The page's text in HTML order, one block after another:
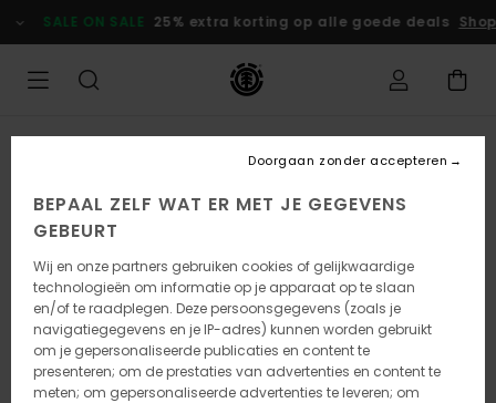
naar
Productinformatie
SALE ON SALE 25% extra korting op alle goede deals
BEPAAL ZELF WAT ER MET JE GEGEVENS
GEBEURT
Wij en onze partners gebruiken cookies of gelijkwaardige
technologieën om informatie op je apparaat op te slaan
en/of te raadplegen. Deze persoonsgegevens (zoals je
navigatiegegevens en je IP-adres) kunnen worden gebruikt
om je gepersonaliseerde publicaties en content te
presenteren; om de prestaties van advertenties en content te
meten; om gepersonaliseerde advertenties te leveren; om
Doorgaan zonder accepteren